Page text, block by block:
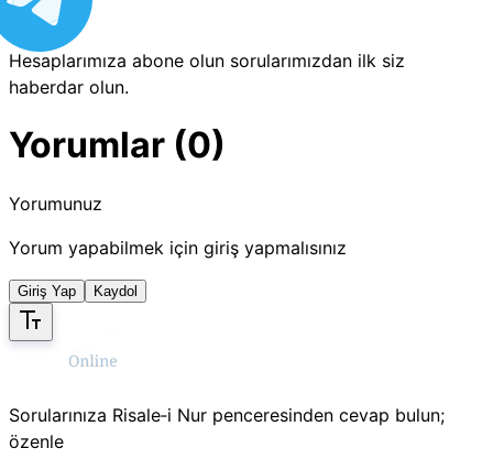
Hesaplarımıza abone olun sorularımızdan ilk siz
haberdar olun.
Yorumlar (0)
Yorumunuz
Yorum yapabilmek için giriş yapmalısınız
Giriş Yap Kaydol
Sorularınıza Risale‑i Nur penceresinden cevap bulun;
özenle